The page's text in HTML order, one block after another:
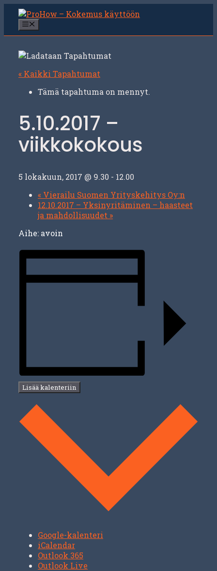
Siirry
sisältöön
« Kaikki Tapahtumat
Tämä tapahtuma on mennyt.
5.10.2017 –
viikkokokous
5 lokakuun, 2017 @ 9.30 - 12.00
« Vierailu Suomen Yrityskehitys Oy:n
12.10.2017 – Yksinyritäminen – haasteet
ja mahdollisuudet »
Aihe: avoin
Lisää kalenteriin
Google-kalenteri
iCalendar
Outlook 365
Outlook Live